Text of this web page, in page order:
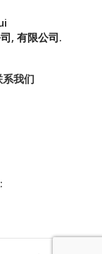
, 有限公司.
系我们